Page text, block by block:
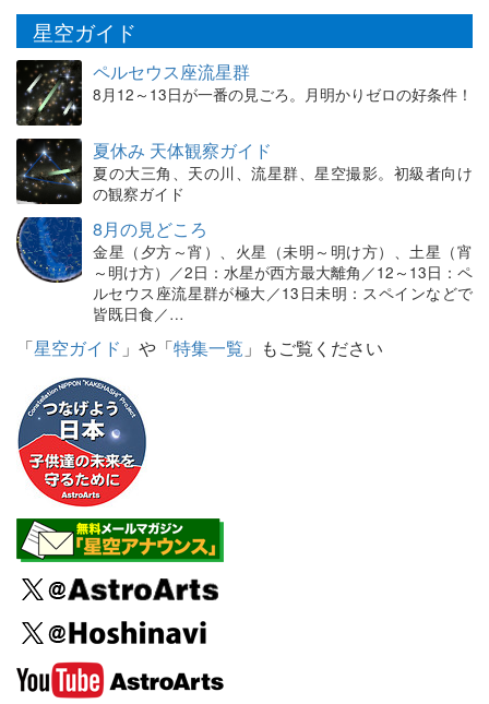
星空ガイド
ペルセウス座流星群
8月12～13日が一番の見ごろ。月明かりゼロの好条件！
夏休み 天体観察ガイド
夏の大三角、天の川、流星群、星空撮影。初級者向け
の観察ガイド
8月の見どころ
金星（夕方～宵）、火星（未明～明け方）、土星（宵
～明け方）／2日：水星が西方最大離角／12～13日：ペ
ルセウス座流星群が極大／13日未明：スペインなどで
皆既日食／…
「星空ガイド 」や「特集一覧 」もご覧ください